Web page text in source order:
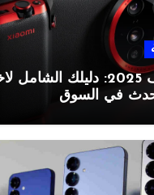
أفضل هواتف 2025: دليلك الشامل
في السوق